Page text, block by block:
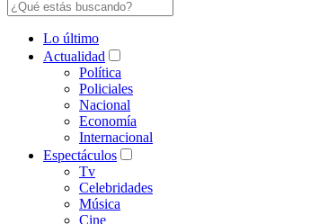
Lo último
Actualidad
Política
Policiales
Nacional
Economía
Internacional
Espectáculos
Tv
Celebridades
Música
Cine